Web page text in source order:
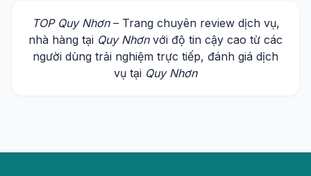
TOP Quy Nhơn– Trang chuyên review dịch vụ,
nhà hàng tại Quy Nhơnvới độ tin cậy cao từ các
người dùng trải nghiệm trực tiếp, đánh giá dịch
vụ tại Quy Nhơn